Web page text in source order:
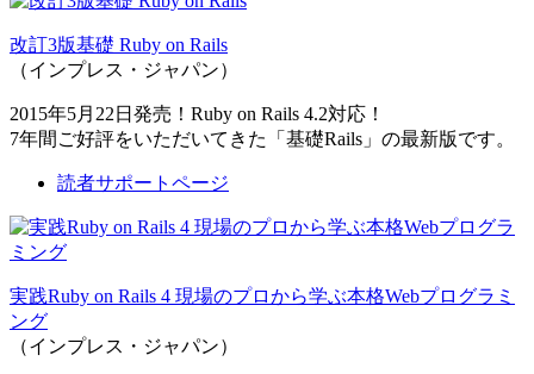
改訂3版基礎 Ruby on Rails
（インプレス・ジャパン）
2015年5月22日発売！Ruby on Rails 4.2対応！
7年間ご好評をいただいてきた「基礎Rails」の最新版です。
読者サポートページ
実践Ruby on Rails 4 現場のプロから学ぶ本格Webプログラミ
ング
（インプレス・ジャパン）